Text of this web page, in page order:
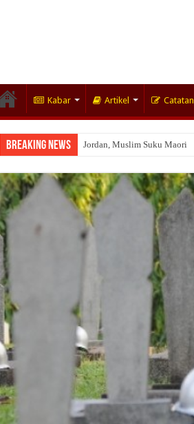
Kabar Artikel Catatan
Breaking News Jordan, Muslim Suku Maori
Wakaf Emas Muktamar